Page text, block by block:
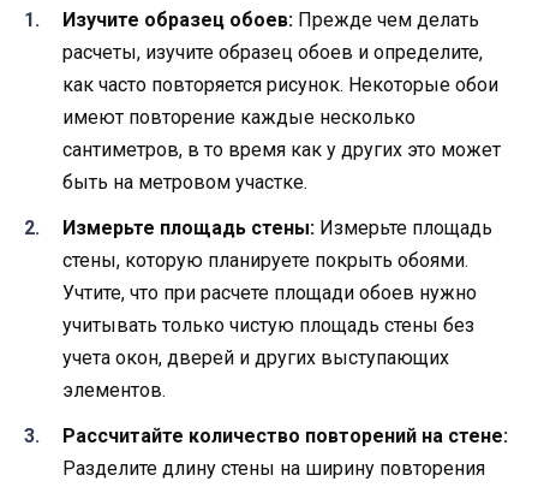
Изучите образец обоев: Прежде чем делать
расчеты, изучите образец обоев и определите,
как часто повторяется рисунок. Некоторые обои
имеют повторение каждые несколько
сантиметров, в то время как у других это может
быть на метровом участке.
Измерьте площадь стены: Измерьте площадь
стены, которую планируете покрыть обоями.
Учтите, что при расчете площади обоев нужно
учитывать только чистую площадь стены без
учета окон, дверей и других выступающих
элементов.
Рассчитайте количество повторений на стене:
Разделите длину стены на ширину повторения